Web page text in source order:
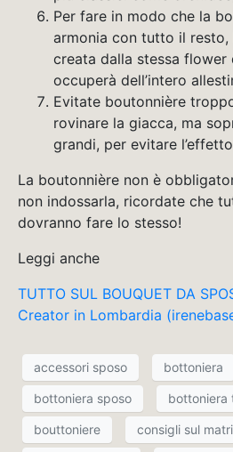
Per fare in modo che la
armonia con tutto il resto,
creata dalla stessa flower
occuperà dell’intero
Evitate boutonnière
rovinare la giacca, ma
grandi, per evitare
La boutonnière non è
non indossarla, ricordate che
dovranno fare lo stesso!
Leggi anche
TUTTO SUL BOUQUET DA
Creator in Lombardia
accessori sposo bottoniera
bottoniera sposo bottoniera
bouttoniere consigli sul